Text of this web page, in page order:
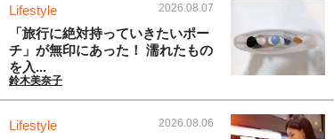
Lifestyle 2026.08.07
「旅行に絶対持っていきたいポー
チ」が無印にあった！ 濡れたもの
を入...
鈴木美奈子
Lifestyle 2026.08.06